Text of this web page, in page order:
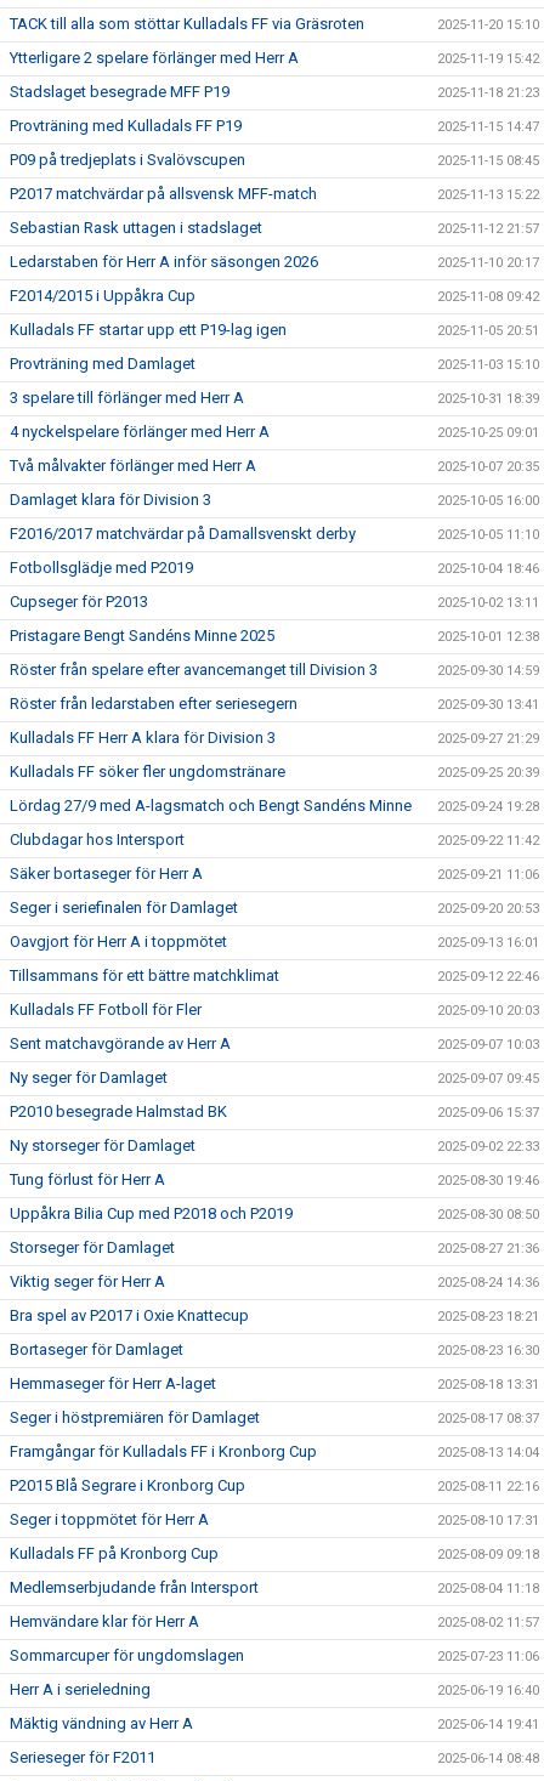
TACK till alla som stöttar Kulladals FF via Gräsroten 2025-11-20 15:10
Ytterligare 2 spelare förlänger med Herr A 2025-11-19 15:42
Stadslaget besegrade MFF P19 2025-11-18 21:23
Provträning med Kulladals FF P19 2025-11-15 14:47
P09 på tredjeplats i Svalövscupen 2025-11-15 08:45
P2017 matchvärdar på allsvensk MFF-match 2025-11-13 15:22
Sebastian Rask uttagen i stadslaget 2025-11-12 21:57
Ledarstaben för Herr A inför säsongen 2026 2025-11-10 20:17
F2014/2015 i Uppåkra Cup 2025-11-08 09:42
Kulladals FF startar upp ett P19-lag igen 2025-11-05 20:51
Provträning med Damlaget 2025-11-03 15:10
3 spelare till förlänger med Herr A 2025-10-31 18:39
4 nyckelspelare förlänger med Herr A 2025-10-25 09:01
Två målvakter förlänger med Herr A 2025-10-07 20:35
Damlaget klara för Division 3 2025-10-05 16:00
F2016/2017 matchvärdar på Damallsvenskt derby 2025-10-05 11:10
Fotbollsglädje med P2019 2025-10-04 18:46
Cupseger för P2013 2025-10-02 13:11
Pristagare Bengt Sandéns Minne 2025 2025-10-01 12:38
Röster från spelare efter avancemanget till Division 3 2025-09-30 14:59
Röster från ledarstaben efter seriesegern 2025-09-30 13:41
Kulladals FF Herr A klara för Division 3 2025-09-27 21:29
Kulladals FF söker fler ungdomstränare 2025-09-25 20:39
Lördag 27/9 med A-lagsmatch och Bengt Sandéns Minne 2025-09-24 19:28
Clubdagar hos Intersport 2025-09-22 11:42
Säker bortaseger för Herr A 2025-09-21 11:06
Seger i seriefinalen för Damlaget 2025-09-20 20:53
Oavgjort för Herr A i toppmötet 2025-09-13 16:01
Tillsammans för ett bättre matchklimat 2025-09-12 22:46
Kulladals FF Fotboll för Fler 2025-09-10 20:03
Sent matchavgörande av Herr A 2025-09-07 10:03
Ny seger för Damlaget 2025-09-07 09:45
P2010 besegrade Halmstad BK 2025-09-06 15:37
Ny storseger för Damlaget 2025-09-02 22:33
Tung förlust för Herr A 2025-08-30 19:46
Uppåkra Bilia Cup med P2018 och P2019 2025-08-30 08:50
Storseger för Damlaget 2025-08-27 21:36
Viktig seger för Herr A 2025-08-24 14:36
Bra spel av P2017 i Oxie Knattecup 2025-08-23 18:21
Bortaseger för Damlaget 2025-08-23 16:30
Hemmaseger för Herr A-laget 2025-08-18 13:31
Seger i höstpremiären för Damlaget 2025-08-17 08:37
Framgångar för Kulladals FF i Kronborg Cup 2025-08-13 14:04
P2015 Blå Segrare i Kronborg Cup 2025-08-11 22:16
Seger i toppmötet för Herr A 2025-08-10 17:31
Kulladals FF på Kronborg Cup 2025-08-09 09:18
Medlemserbjudande från Intersport 2025-08-04 11:18
Hemvändare klar för Herr A 2025-08-02 11:57
Sommarcuper för ungdomslagen 2025-07-23 11:06
Herr A i serieledning 2025-06-19 16:40
Mäktig vändning av Herr A 2025-06-14 19:41
Serieseger för F2011 2025-06-14 08:48